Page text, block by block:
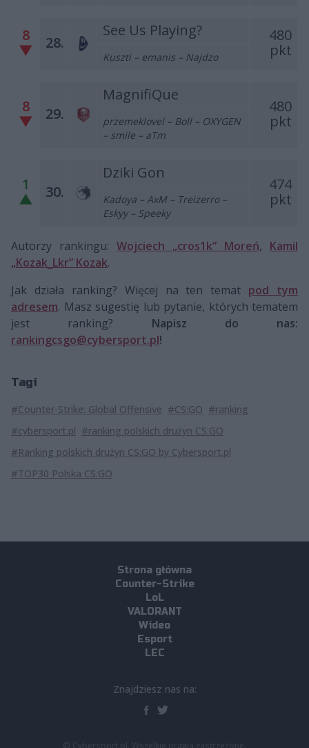
8
▼
28.
See Us Playing?
480
pkt
Kuszti – emanis – Najdzo
8
▼
29.
MagnifiQue
480
pkt
przemeklovel – Boll – OXYGEN
– smile – aTm
1
▲
30.
Dziki Gon
474
pkt
Kadoya – AxM – Treizerro –
Eskyy – Speeky
Autorzy rankingu: Wojciech „cros1k” Moreń, Kamil
„Kozak_Lkr” Kozak.
Jak działa ranking? Więcej na ten temat pod tym
adresem. Masz sugestię lub pytanie, których tematem
jest ranking? Napisz do nas:
rankingcsgo@cybersport.pl!
Tagi
#Counter-Strike: Global Offensive #CS:GO #ranking
#cybersport.pl #ranking polskich drużyn CS:GO
#Ranking polskich drużyn CS:GO by Cybersport.pl
#TOP30 Polska CS:GO
Strona główna
Counter-Strike
LoL
VALORANT
Wideo
Esport
LEC
Znajdziesz nas na: